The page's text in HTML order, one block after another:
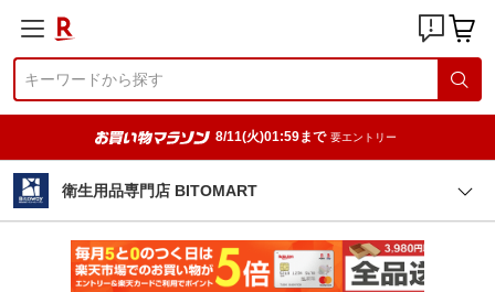
8/11(火)01:59まで 要エントリー
衛生用品専門店 BITOMART